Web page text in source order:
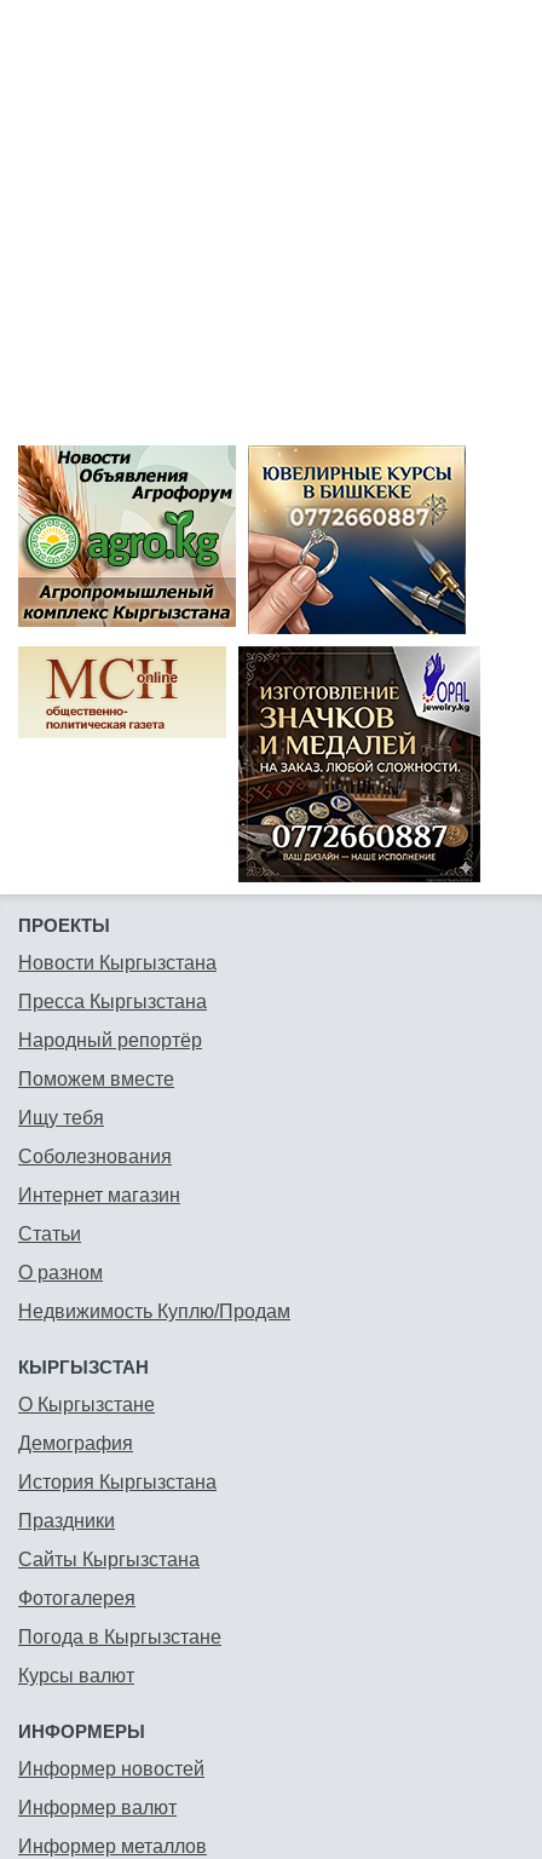
ПРОЕКТЫ
Новости Кыргызстана
Пресса Кыргызстана
Народный репортёр
Поможем вместе
Ищу тебя
Соболезнования
Интернет магазин
Статьи
О разном
Недвижимость Куплю/Продам
КЫРГЫЗСТАН
О Кыргызстане
Демография
История Кыргызстана
Праздники
Сайты Кыргызстана
Фотогалерея
Погода в Кыргызстане
Курсы валют
ИНФОРМЕРЫ
Информер новостей
Информер валют
Информер металлов